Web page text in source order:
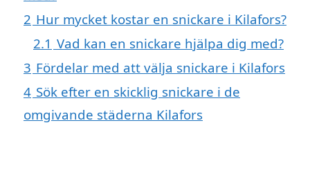
2 Hur mycket kostar en snickare i Kilafors?
2.1 Vad kan en snickare hjälpa dig med?
3 Fördelar med att välja snickare i Kilafors
4 Sök efter en skicklig snickare i de
omgivande städerna Kilafors